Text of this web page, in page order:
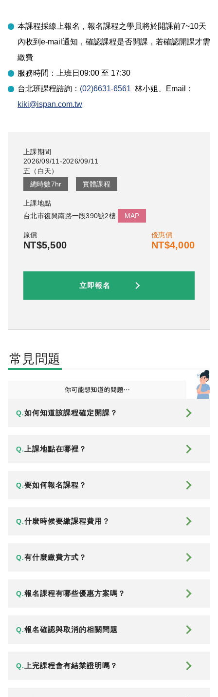
本課程採線上報名，報名課程之學員將於開課前7~10天
內收到e-mail通知，確認課程是否開課，若確認開課才需
繳費
服務時間：上班日09:00 至 17:30
台北班課程諮詢： (02)6631-6561 林小姐
、Email：
kiki@ispan.com.tw
上課期間
2026/09/11-2026/09/11
五 （ 白天）
總時數7hr 實體課程
上課地點
台北市復興南路一段390號2樓
MAP
原價
NT$5,500
優惠價
NT$4,000
立即報名
常見問題
Q.如何知道該課程確定開課？
Q. 上課地點在哪裡？
Q.要如何報名課程？
Q.什麼時候要繳課程費用？
Q.有什麼繳費方式？
Q.報名課程有哪些優惠方案嗎？
Q.報名確認與取消的相關問題
Q. 上完課程會有結業證明嗎？